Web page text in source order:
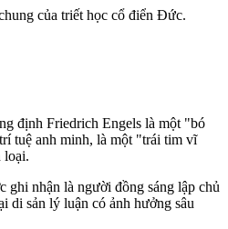
của triết học cổ điển Đức.
định Friedrich Engels là một "bó
tuệ anh minh, là một "trái tim vĩ
loại.
nhận là người đồng sáng lập chủ
di sản lý luận có ảnh hưởng sâu